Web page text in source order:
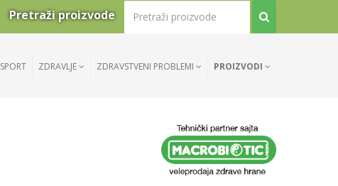
Pretraži proizvode
SPORT ZDRAVLJE ZDRAVSTVENI PROBLEMI PROIZVODI